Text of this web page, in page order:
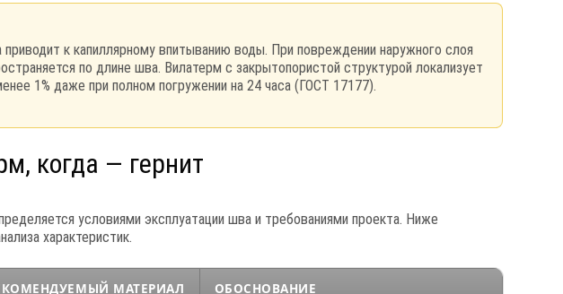
к капиллярному впитыванию воды. При повреждении наружного слоя
по длине шва. Вилатерм с закрытопористой структурой локализует
1% даже при полном погружении на 24 часа (ГОСТ 17177).
когда — гернит
условиями эксплуатации шва и требованиями проекта. Ниже
характеристик.
МАТЕРИАЛ ОБОСНОВАНИЕ